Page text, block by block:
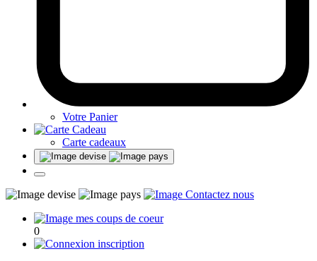
Votre Panier
Carte cadeaux
0